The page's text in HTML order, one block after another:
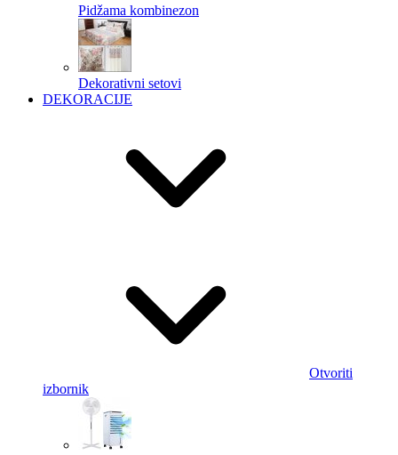
Pidžama kombinezon
Dekorativni setovi
DEKORACIJE
Otvoriti
izbornik